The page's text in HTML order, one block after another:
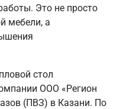
Это не просто
мебели, а
стол
ООО «Регион
(ПВЗ) в Казани. По